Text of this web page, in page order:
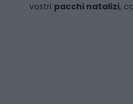
vostri pacchi natalizi,